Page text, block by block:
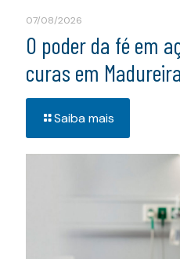
07/08/2026
O poder da fé em
curas em Madureira
Saiba mais